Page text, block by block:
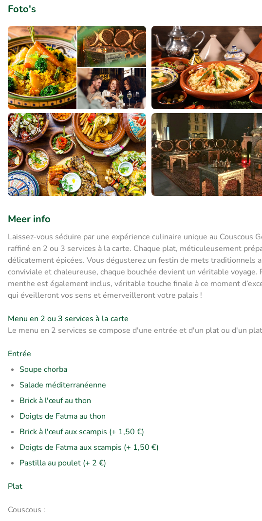
Foto's
Meer info
Laissez-vous séduire par une expérience culinaire unique au Couscous
raffiné en 2 ou 3 services à la carte. Chaque plat, méticuleusement
délicatement épicées. Vous dégusterez un festin de mets traditionnels
conviviale et chaleureuse, chaque bouchée devient un véritable
menthe est également inclus, véritable touche finale à ce moment
qui éveilleront vos sens et émerveilleront votre palais !
Menu en 2 ou 3 services à la carte
Le menu en 2 services se compose d'une entrée et d'un plat ou d'un
Entrée
Soupe chorba
Salade méditerranéenne
Brick à l'œuf au thon
Doigts de Fatma au thon
Brick à l'œuf aux scampis (+ 1,50 €)
Doigts de Fatma aux scampis (+ 1,50 €)
Pastilla au poulet (+ 2 €)
Plat
Couscous :